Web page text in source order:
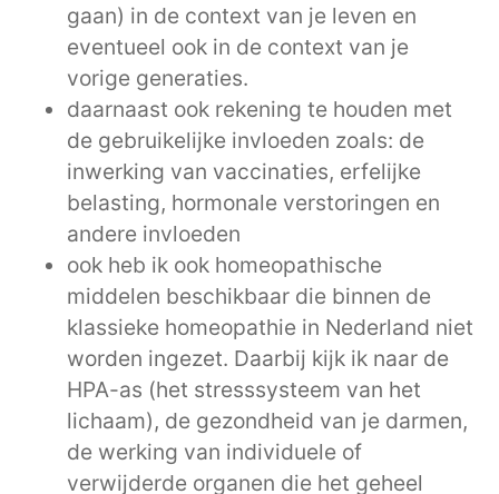
gaan) in de context van je leven en
eventueel ook in de context van je
vorige generaties.
daarnaast ook rekening te houden met
de gebruikelijke invloeden zoals: de
inwerking van vaccinaties, erfelijke
belasting, hormonale verstoringen en
andere invloeden
ook heb ik ook homeopathische
middelen beschikbaar die binnen de
klassieke homeopathie in Nederland niet
worden ingezet. Daarbij kijk ik naar de
HPA-as (het stresssysteem van het
lichaam), de gezondheid van je darmen,
de werking van individuele of
verwijderde organen die het geheel